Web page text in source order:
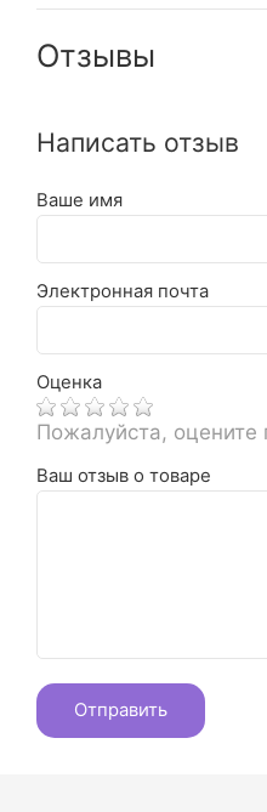
Отзывы
Написать отзыв
Ваше имя
Электронная почта
Оценка
Пожалуйста, оцените
Ваш отзыв о товаре